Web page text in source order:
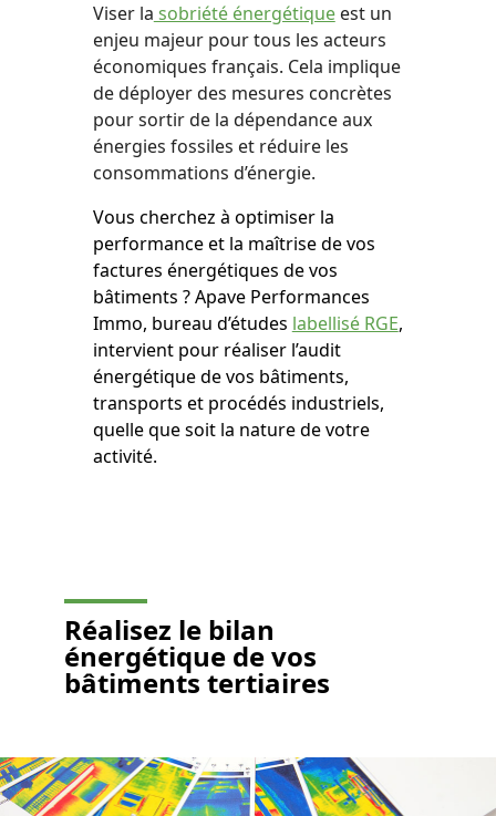
Viser la sobriété énergétiqueest un
enjeu majeur pour tous les acteurs
économiques français. Cela implique
de déployer des mesures concrètes
pour sortir de la dépendance aux
énergies fossiles et réduire les
consommations d’énergie.
Vous cherchez à optimiser la
performance et la maîtrise de vos
factures énergétiques de vos
bâtiments ? Apave Performances
Immo, bureau d’études labellisé RGE,
intervient pour réaliser l’audit
énergétique de vos bâtiments,
transports et procédés industriels,
quelle que soit la nature de votre
activité.
Réalisez le bilan
énergétique de vos
bâtiments tertiaires